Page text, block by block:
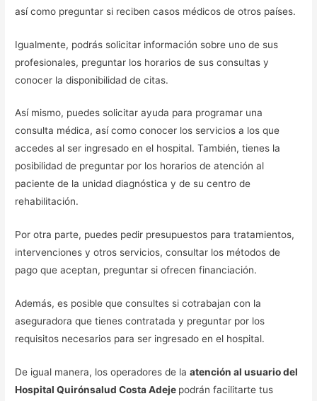
así como preguntar si reciben casos médicos de otros países.
Igualmente, podrás solicitar información sobre uno de sus
profesionales, preguntar los horarios de sus consultas y
conocer la disponibilidad de citas.
Así mismo, puedes solicitar ayuda para programar una
consulta médica, así como conocer los servicios a los que
accedes al ser ingresado en el hospital. También, tienes la
posibilidad de preguntar por los horarios de atención al
paciente de la unidad diagnóstica y de su centro de
rehabilitación.
Por otra parte, puedes pedir presupuestos para tratamientos,
intervenciones y otros servicios, consultar los métodos de
pago que aceptan, preguntar si ofrecen financiación.
Además, es posible que consultes si cotrabajan con la
aseguradora que tienes contratada y preguntar por los
requisitos necesarios para ser ingresado en el hospital.
De igual manera, los operadores de laatención al usuario del
Hospital Quirónsalud Costa Adeje podrán facilitarte tus